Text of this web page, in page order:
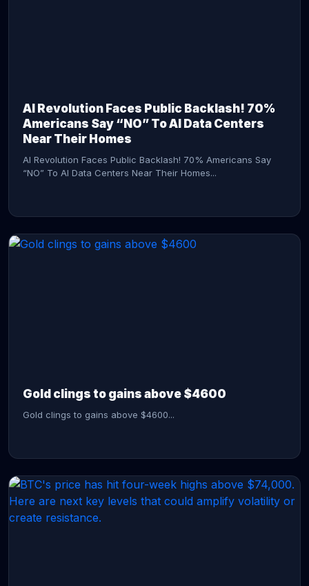
AI Revolution Faces Public Backlash! 70%
Americans Say “NO” To AI Data Centers
Near Their Homes
AI Revolution Faces Public Backlash! 70% Americans Say
“NO” To AI Data Centers Near Their Homes...
Gold clings to gains above $4600
Gold clings to gains above $4600...